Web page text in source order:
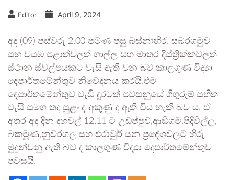
Editor April 9, 2024
අද (09) පස්වරු 2.00 පමණ පසු බස්නාහිර. සබරගමුව
සහ වයඹ පළාත්වලත් ගාල්ල සහ මාතර දිස්ත්‍රික්කවලත්
ස්ථාන ස්වල්පයකට වැසි ඇති වන බව කාලගුණ විද්‍යා
දෙපාර්තමේන්තුව නිවේදනය කරයි.එම
දෙපාර්තමේන්තුව වැඩි දුරටත් පවසනුයේ ගිගුරුම් සහිත
වැසි සමග තද සුළං ද අකුණු ද ඇති විය හැකි බව ය. ඒ
අතර අද දින දහවල් 12.11 ට උඩප්පුව,ආඬිගම,පිදිවිල්ල,
බකමූණ,නුවරගල සහ එරාවුර් යන ප්‍රදේශවලට හිරු
මුදුන්වනු ඇති බව ද කාලගුණ විද්‍යා දෙපාර්තමේන්තුව
පවසයි.